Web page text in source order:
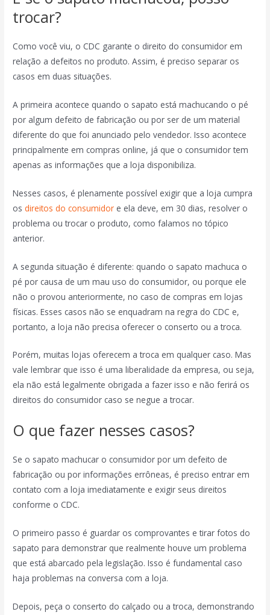
trocar?
Como você viu, o CDC garante o direito do consumidor em
relação a defeitos no produto. Assim, é preciso separar os
casos em duas situações.
A primeira acontece quando o sapato está machucando o pé
por algum defeito de fabricação ou por ser de um material
diferente do que foi anunciado pelo vendedor. Isso acontece
principalmente em compras online, já que o consumidor tem
apenas as informações que a loja disponibiliza.
Nesses casos, é plenamente possível exigir que a loja cumpra
osdireitos do consumidor e ela deve, em 30 dias, resolver o
problema ou trocar o produto, como falamos no tópico
anterior.
A segunda situação é diferente: quando o sapato machuca o
pé por causa de um mau uso do consumidor, ou porque ele
não o provou anteriormente, no caso de compras em lojas
físicas. Esses casos não se enquadram na regra do CDC e,
portanto, a loja não precisa oferecer o conserto ou a troca.
Porém, muitas lojas oferecem a troca em qualquer caso. Mas
vale lembrar que isso é uma liberalidade da empresa, ou seja,
ela não está legalmente obrigada a fazer isso e não ferirá os
direitos do consumidor caso se negue a trocar.
O que fazer nesses casos?
Se o sapato machucar o consumidor por um defeito de
fabricação ou por informações errôneas, é preciso entrar em
contato com a loja imediatamente e exigir seus direitos
conforme o CDC.
O primeiro passo é guardar os comprovantes e tirar fotos do
sapato para demonstrar que realmente houve um problema
que está abarcado pela legislação. Isso é fundamental caso
haja problemas na conversa com a loja.
Depois, peça o conserto do calçado ou a troca, demonstrando